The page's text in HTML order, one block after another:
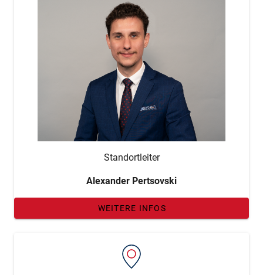
Standortleiter
Alexander Pertsovski
WEITERE INFOS